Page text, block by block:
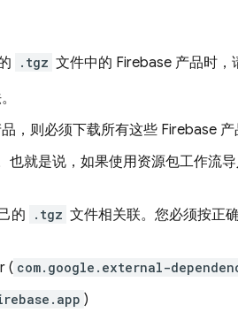
.tgz 文件中的 Firebase 产品时，
，则必须下载所有这些 Firebase 产
也就是说，如果使用资源包工作流
的 .tgz 文件相关联。您必须按正
( com.google.external-
)